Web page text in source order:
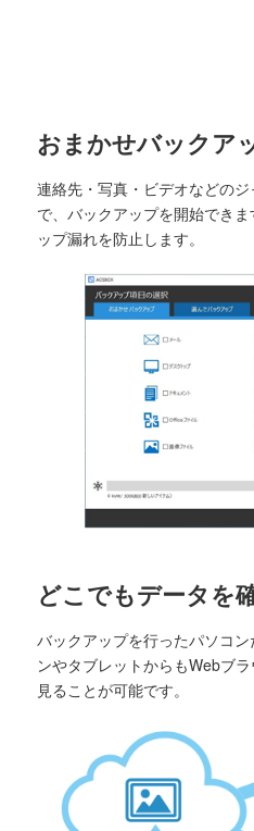
おまかせバックア
連絡先・写真・ビデオなどの
で、バックアップを開始でき
ップ漏れを防止します。
どこでもデータを
バックアップを行ったパソコ
ンやタブレットからもWebブ
見ることが可能です。